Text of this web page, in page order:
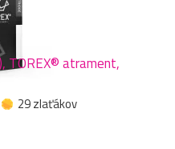
TOREX® atrament,
29 zlaťákov